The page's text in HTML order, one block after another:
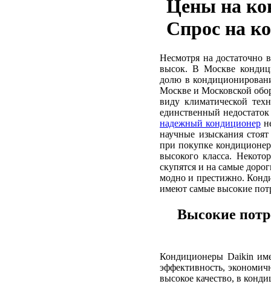
Цены на
Спрос на
Несмотря на
высок. В Москве
долю в
Москве и Московской
виду климатической
единственный
надежный кондиционер
научные изыскания
при покупке
высокого класса.
скупятся и на самые
модно и престижно.
имеют самые высокие
Высокие
Кондиционеры Daikin
эффективность,
высокое качество, в